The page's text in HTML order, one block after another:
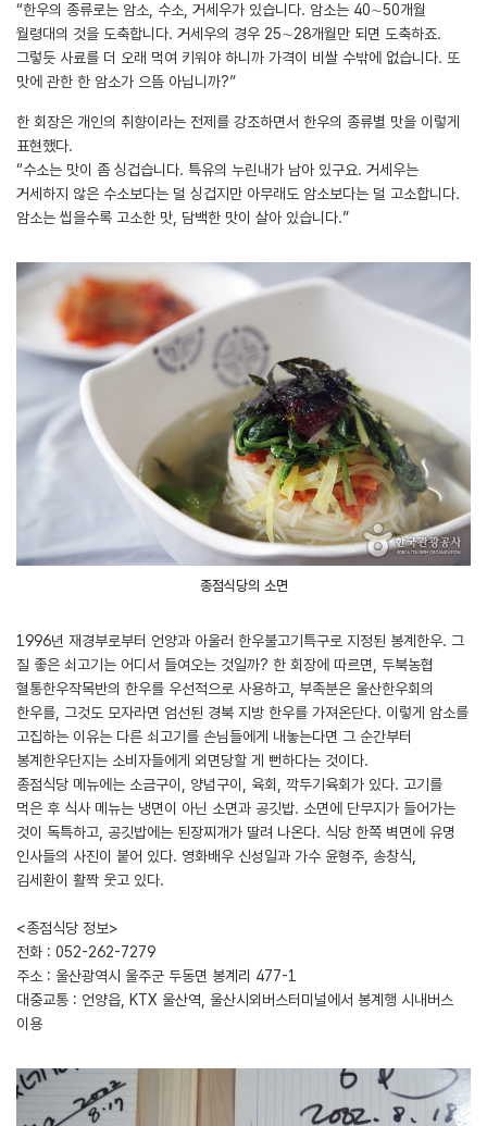
“한우의 종류로는 암소, 수소, 거세우가 있습니다. 암소는 40∼50개월
월령대의 것을 도축합니다. 거세우의 경우 25∼28개월만 되면 도축하죠.
그렇듯 사료를 더 오래 먹여 키워야 하니까 가격이 비쌀 수밖에 없습니다. 또
맛에 관한 한 암소가 으뜸 아닙니까?”
한 회장은 개인의 취향이라는 전제를 강조하면서 한우의 종류별 맛을 이렇게
표현했다.
“수소는 맛이 좀 싱겁습니다. 특유의 누린내가 남아 있구요. 거세우는
거세하지 않은 수소보다는 덜 싱겁지만 아무래도 암소보다는 덜 고소합니다.
암소는 씹을수록 고소한 맛, 담백한 맛이 살아 있습니다.”
종점식당의 소면
1996년 재경부로부터 언양과 아울러 한우불고기특구로 지정된 봉계한우. 그
질 좋은 쇠고기는 어디서 들여오는 것일까? 한 회장에 따르면, 두북농협
혈통한우작목반의 한우를 우선적으로 사용하고, 부족분은 울산한우회의
한우를, 그것도 모자라면 엄선된 경북 지방 한우를 가져온단다. 이렇게 암소를
고집하는 이유는 다른 쇠고기를 손님들에게 내놓는다면 그 순간부터
봉계한우단지는 소비자들에게 외면당할 게 뻔하다는 것이다.
종점식당 메뉴에는 소금구이, 양념구이, 육회, 깍두기육회가 있다. 고기를
먹은 후 식사 메뉴는 냉면이 아닌 소면과 공깃밥. 소면에 단무지가 들어가는
것이 독특하고, 공깃밥에는 된장찌개가 딸려 나온다. 식당 한쪽 벽면에 유명
인사들의 사진이 붙어 있다. 영화배우 신성일과 가수 윤형주, 송창식,
김세환이 활짝 웃고 있다.
<종점식당 정보>
전화 : 052-262-7279
주소 : 울산광역시 울주군 두동면 봉계리 477-1
대중교통 : 언양읍, KTX 울산역, 울산시외버스터미널에서 봉계행 시내버스
이용